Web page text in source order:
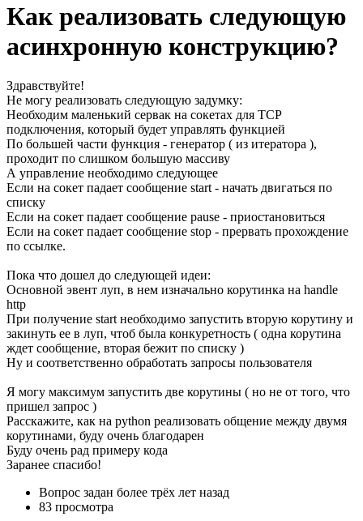
Как реализовать следующую
асинхронную конструкцию?
Здравствуйте!
Не могу реализовать следующую задумку:
Необходим маленький сервак на сокетах для TCP
подключения, который будет управлять функцией
По большей части функция - генератор ( из итератора ),
проходит по слишком большую массиву
А управление необходимо следующее
Если на сокет падает сообщение start - начать двигаться по
списку
Если на сокет падает сообщение pause - приостановиться
Если на сокет падает сообщение stop - прервать прохождение
по ссылке.
Пока что дошел до следующей идеи:
Основной эвент луп, в нем изначально корутинка на handle
http
При получение start необходимо запустить вторую корутину и
закинуть ее в луп, чтоб была конкуретность ( одна корутина
ждет сообщение, вторая бежит по списку )
Ну и соответственно обработать запросы пользователя
Я могу максимум запустить две корутины ( но не от того, что
пришел запрос )
Расскажите, как на python реализовать общение между двумя
корутинами, буду очень благодарен
Буду очень рад примеру кода
Заранее спасибо!
Вопрос задан более трёх лет назад
83 просмотра